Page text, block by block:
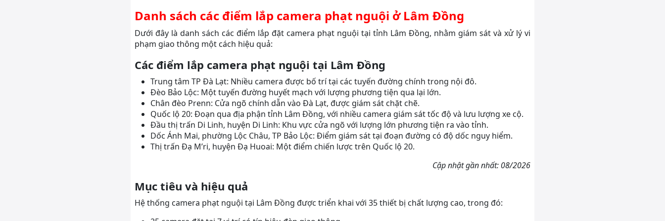
Danh sách các điểm lắp camera phạt nguội ở Lâm Đồng
Dưới đây là danh sách các điểm lắp đặt camera phạt nguội tại tỉnh Lâm Đồng, nhằm giám sát và xử lý vi
phạm giao thông một cách hiệu quả:
Các điểm lắp camera phạt nguội tại Lâm Đồng
Trung tâm TP Đà Lạt: Nhiều camera được bố trí tại các tuyến đường chính trong nội đô.
Đèo Bảo Lộc: Một tuyến đường huyết mạch với lượng phương tiện qua lại lớn.
Chân đèo Prenn: Cửa ngõ chính dẫn vào Đà Lạt, được giám sát chặt chẽ.
Quốc lộ 20: Đoạn qua địa phận tỉnh Lâm Đồng, với nhiều camera giám sát tốc độ và lưu lượng xe cộ.
Đầu thị trấn Di Linh, huyện Di Linh: Khu vực cửa ngõ với lượng lớn phương tiện ra vào tỉnh.
Dốc Ánh Mai, phường Lộc Châu, TP Bảo Lộc: Điểm giám sát tại đoạn đường có độ dốc nguy hiểm.
Thị trấn Đạ M’ri, huyện Đạ Huoai: Một điểm chiến lược trên Quốc lộ 20.
Cập nhật gần nhất: 08/2026
Mục tiêu và hiệu quả
Hệ thống camera phạt nguội tại Lâm Đồng được triển khai với 35 thiết bị chất lượng cao, trong đó: